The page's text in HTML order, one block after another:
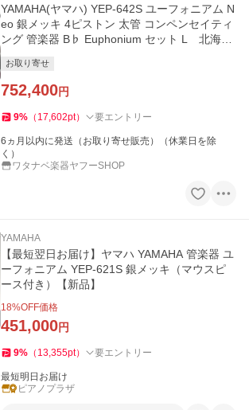
YAMAHA(ヤマハ) YEP-642S ユーフォニアム N
eo 銀メッキ 4ピストン 太管 コンペンセイティ
ング 管楽器 B♭ Euphonium セット L 北海道
お取り寄せ
752,400円
9% （ 17,602pt） 要エントリー
6ヵ月以内に発送（お取り寄せ販売）（休業日を除
く）
ワタナベ楽器ヤフーSHOP
YAMAHA
【最短翌日お届け】ヤマハ YAMAHA 管楽器 ユ
ーフォニアム YEP-621S 銀メッキ（マウスピ
ース付き）【新品】
18%OFF価格
451,000円
9% （ 13,355pt） 要エントリー
最短明日お届け
ピアノプラザ